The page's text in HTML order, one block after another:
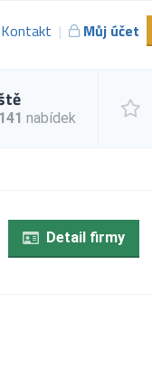
Kontakt Můj účet
nabídek
Detail firmy